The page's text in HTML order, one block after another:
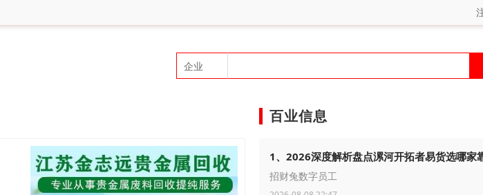
百业信息
1、2026深度解析盘点漯河开拓者易货选哪家
招财兔数字员工